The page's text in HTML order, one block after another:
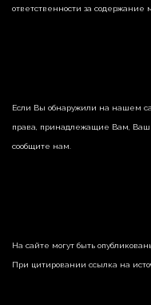
ответственности за содержание
Если Вы обнаружили на нашем
права, принадлежащие Вам,
сообщите нам.
На сайте могут быть
При цитировании ссылка на